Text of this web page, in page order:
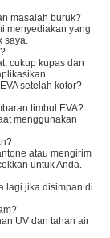
masalah buruk?
menyediakan yang
saya.
cukup kupas dan
setelah kotor?
timbul EVA?
menggunakan
atau mengirim
untuk Anda.
lagi jika disimpan di
UV dan tahan air